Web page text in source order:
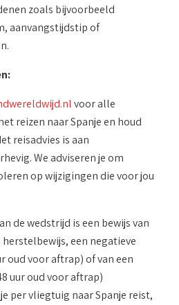
zoals bijvoorbeeld
aanvangstijdstip of
voor alle
reizen naar Spanje en houd
reisadvies is aan
We adviseren je om
op wijzigingen die voor jou
de wedstrijd is een bewijs van
een negatieve
oud voor aftrap) of van een
uur oud voor aftrap)
per vliegtuig naar Spanje reist,